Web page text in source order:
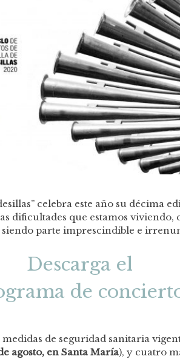
celebra este año su décima
dificultades que estamos viviendo,
parte imprescindible e
Descarga el
de
de seguridad sanitaria
agosto, en Santa María), y cuatro